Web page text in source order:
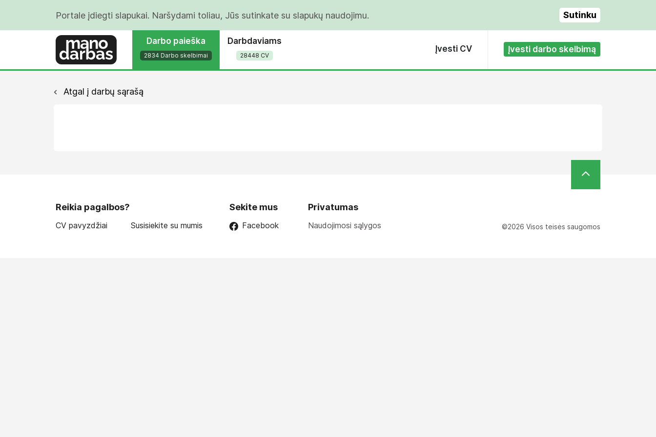
Portale įdiegti slapukai. Naršydami toliau, Jūs sutinkate su slapukų naudojimu. Sutinku
Darbo paieška
2834 Darbo skelbimai
Darbdaviams
28448 CV
Įvesti CV Įvesti darbo skelbimą
Atgal į darbų sąrašą
Reikia pagalbos?
CV pavyzdžiai Susisiekite su mumis
Sekite mus
Facebook
Privatumas
Naudojimosi sąlygos ©2026 Visos teisės saugomos